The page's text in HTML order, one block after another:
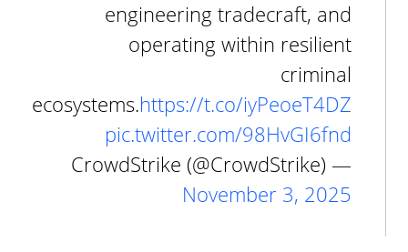
engineering tradecraft, and
operating within resilient
criminal
ecosystems.https://t.co/iyPeoeT4DZ
pic.twitter.com/98HvGI6fnd
— CrowdStrike (@CrowdStrike)
November 3, 2025